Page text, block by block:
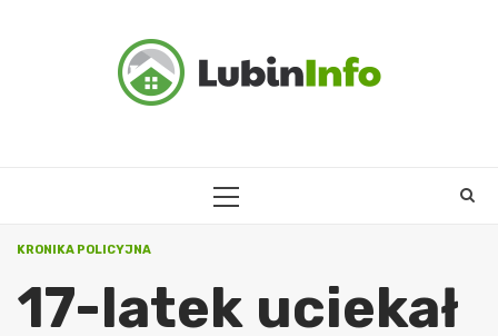
PRIMARY
KRONIKA POLICYJNA
17-latek uciekał